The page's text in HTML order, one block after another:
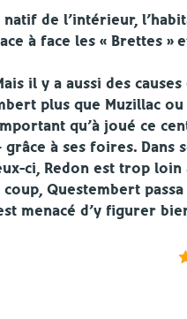
de l’intérieur,
à face les « Brettes »
il y a aussi des
plus que Muzillac
qu’à joué ce
à ses foires. Dans
ci, Redon est trop loin
Questembert
menacé d’y figurer